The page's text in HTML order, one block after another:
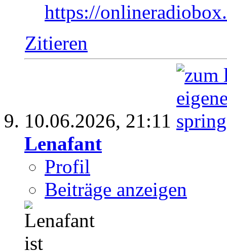
https://
Zitieren
10.06.2026, 21:11
Lenafant
Profil
Beiträge anzeigen